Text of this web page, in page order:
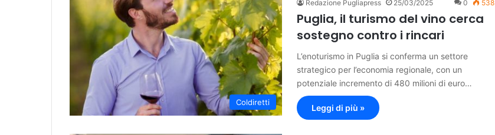
Coldiretti
Redazione Pugliapress 25/03/2025 0 538
Puglia, il turismo del vino cerca
sostegno contro i rincari
L’enoturismo in Puglia si conferma un settore
strategico per l’economia regionale, con un
potenziale incremento di 480 milioni di euro…
Leggi di più »